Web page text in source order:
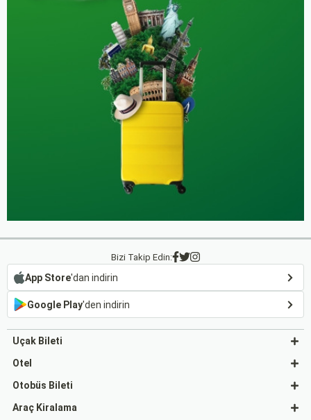
Bizi Takip Edin:
App Store'dan indirin
Google Play'den indirin
Uçak Bileti
Otel
Otobüs Bileti
Araç Kiralama